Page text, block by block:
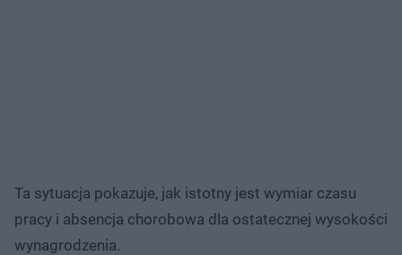
Ta sytuacja pokazuje, jak istotny jest wymiar czasu
pracy i absencja chorobowa dla ostatecznej wysokości
wynagrodzenia.